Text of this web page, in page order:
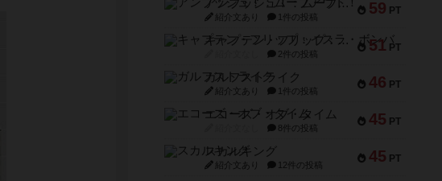
59 PT
アンブッシュ！：ムーブアウト！
紹介文あり 1件の投稿
51 PT
キャプテン・フリップ：イスラ・ボンバ
2件の投稿
46 PT
ガルフストライク
紹介文あり 1件の投稿
45 PT
エコーズ・オブ・タイム
8件の投稿
45 PT
スカルキング
紹介文あり 12件の投稿